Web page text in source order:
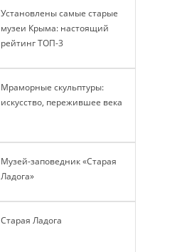
Установлены самые старые
музеи Крыма: настоящий
рейтинг ТОП-3
Мраморные скульптуры:
искусство, пережившее века
Музей-заповедник «Старая
Ладога»
Старая Ладога